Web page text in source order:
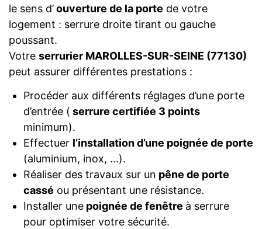
le sens d’ouverture de la porte de votre
logement : serrure droite tirant ou gauche
poussant.
Votre serrurier MAROLLES-SUR-SEINE (77130)
peut assurer différentes prestations :
Procéder aux différents réglages d’une porte
d’entrée ( serrure certifiée 3 points
minimum).
Effectuer l’installation d’une poignée de porte
(aluminium, inox, …).
Réaliser des travaux sur un pêne de porte
cassé ou présentant une résistance.
Installer unepoignée de fenêtre à serrure
pour optimiser votre sécurité.